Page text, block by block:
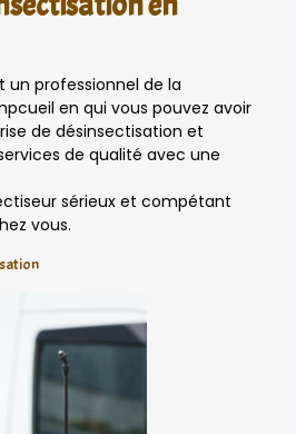
un professionnel de la
en qui vous pouvez avoir
de désinsectisation et
de qualité avec une
sérieux et compétant
vous.